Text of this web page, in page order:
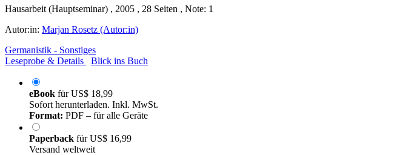
Hausarbeit (Hauptseminar) , 2005 , 28 Seiten , Note: 1
Autor:in: Marjan Rosetz (Autor:in)
Germanistik - Sonstiges
Leseprobe & Details
Blick ins Buch
eBook fürUS$ 18,99
Sofort herunterladen. Inkl. MwSt.
Format: PDF – für alle Geräte
Paperback fürUS$ 16,99
Versand weltweit